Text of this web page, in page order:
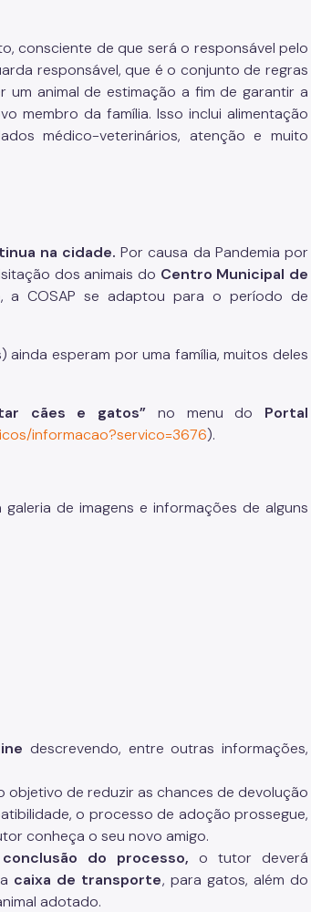
consciente de que será o responsável pelo
responsável, que é o conjunto de regras
animal de estimação a fim de garantir a
membro da família. Isso inclui alimentação
médico-veterinários, atenção e muito
na cidade. Por causa da Pandemia por
dos animais do Centro Municipal de
a COSAP se adaptou para o período de
esperam por uma família, muitos deles
cães e gatos” no menu do Portal
informacao?servico=3676).
de imagens e informações de alguns
descrevendo, entre outras informações,
objetivo de reduzir as chances de devolução
o processo de adoção prossegue,
conheça o seu novo amigo.
do processo, o tutor deverá
caixa de transporte, para gatos, além do
adotado.